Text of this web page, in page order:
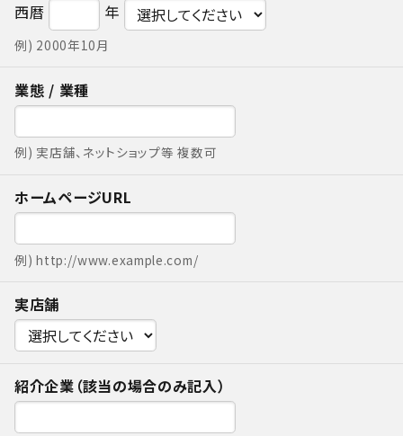
西暦
年
例) 2000年10月
業態 / 業種
例) 実店舗、ネットショップ等 複数可
ホームページURL
例) http://www.example.com/
実店舗
紹介企業（該当の場合のみ記入）